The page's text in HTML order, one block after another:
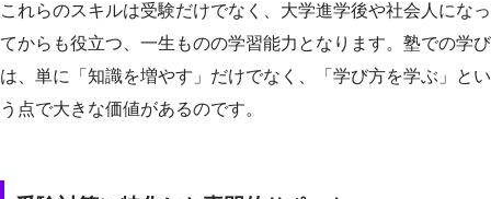
これらのスキルは受験だけでなく、大学進学後や社会人になっ
てからも役立つ、一生ものの学習能力となります。塾での学び
は、単に「知識を増やす」だけでなく、「学び方を学ぶ」とい
う点で大きな価値があるのです。